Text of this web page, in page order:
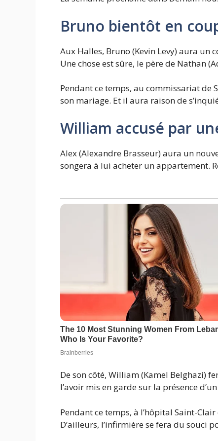
Bruno bientôt en
Aux Halles, Bruno (Kevin Levy) aura un
Une chose est sûre, le père de Nathan
Pendant ce temps, au commissariat de
son mariage. Et il aura raison de
William accusé par
Alex (Alexandre Brasseur) aura un
songera à lui acheter un appartement.
De son côté, William (Kamel Belghazi)
l’avoir mis en garde sur la présence
Pendant ce temps, à l’hôpital Saint-
D’ailleurs, l’infirmière se fera du souci